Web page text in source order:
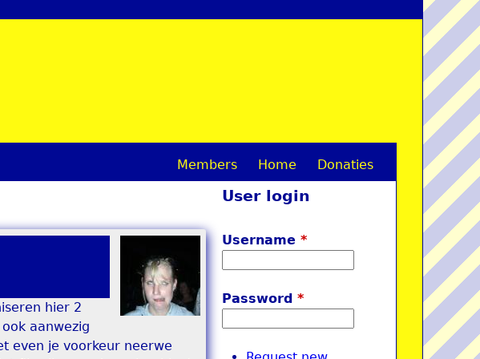
hier 2
aanwezig
even je voorkeur neerwe
M
i
n
m
n
Members Home Donaties
User login
Username*
Password*